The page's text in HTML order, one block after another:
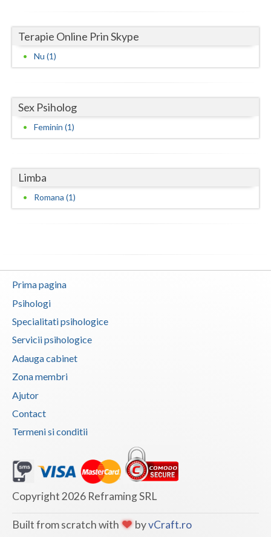
Terapie Online Prin Skype
Nu (1)
Sex Psiholog
Feminin (1)
Limba
Romana (1)
Prima pagina
Psihologi
Specialitati psihologice
Servicii psihologice
Adauga cabinet
Zona membri
Ajutor
Contact
Termeni si conditii
Copyright 2026 Reframing SRL
Built from scratch with byvCraft.ro